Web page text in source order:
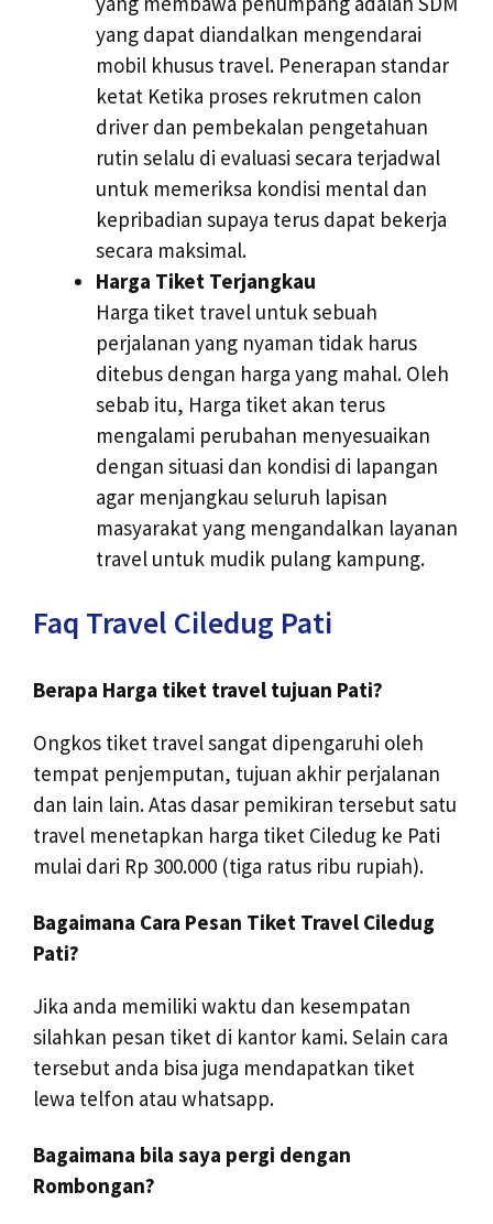
yang dapat diandalkan mengendarai
mobil khusus travel. Penerapan standar
ketat Ketika proses rekrutmen calon
driver dan pembekalan pengetahuan
rutin selalu di evaluasi secara terjadwal
untuk memeriksa kondisi mental dan
kepribadian supaya terus dapat bekerja
secara maksimal.
Harga Tiket Terjangkau
Harga tiket travel untuk sebuah
perjalanan yang nyaman tidak harus
ditebus dengan harga yang mahal. Oleh
sebab itu, Harga tiket akan terus
mengalami perubahan menyesuaikan
dengan situasi dan kondisi di lapangan
agar menjangkau seluruh lapisan
masyarakat yang mengandalkan layanan
travel untuk mudik pulang kampung.
Faq Travel Ciledug Pati
Berapa Harga tiket travel tujuan Pati?
Ongkos tiket travel sangat dipengaruhi oleh
tempat penjemputan, tujuan akhir perjalanan
dan lain lain. Atas dasar pemikiran tersebut satu
travel menetapkan harga tiket Ciledug ke Pati
mulai dari Rp 300.000 (tiga ratus ribu rupiah).
Bagaimana Cara Pesan Tiket Travel Ciledug
Pati?
Jika anda memiliki waktu dan kesempatan
silahkan pesan tiket di kantor kami. Selain cara
tersebut anda bisa juga mendapatkan tiket
lewa telfon atau whatsapp.
Bagaimana bila saya pergi dengan
Rombongan?